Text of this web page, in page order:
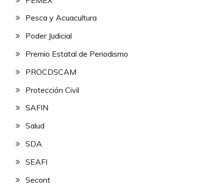
Pesca y Acuacultura
Poder Judicial
Premio Estatal de Periodismo
PROCDSCAM
Protección Civil
SAFIN
Salud
SDA
SEAFI
Secont